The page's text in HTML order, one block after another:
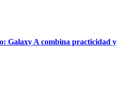
Galaxy A combina practicidad y